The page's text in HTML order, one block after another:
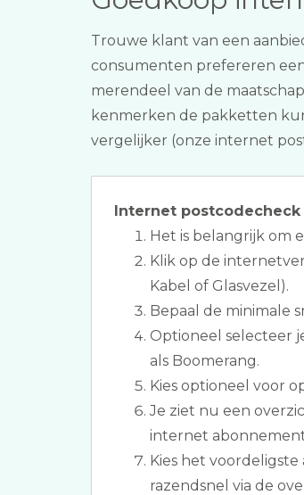
Trouwe klant van een
consumenten prefereren
merendeel van de
kenmerken de pakketten
vergelijker (onze internet
Internet postcodecheck
Het is belangrijk om
Klik op de
Kabel of Glasvezel).
Bepaal de minimale
Optioneel selecteer
als Boomerang.
Kies optioneel voor
Je ziet nu een
internet
Kies het
razendsnel via de